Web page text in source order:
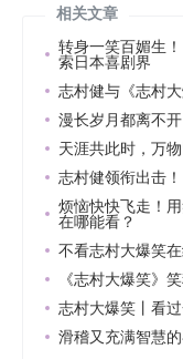
相关文章
转身一笑百媚生
索日本喜剧界
志村健与《志村
漫长岁月都离不
天涯共此时，万
志村健领衔出击
烦恼快快飞走！
在哪能看？
不看志村大爆笑
《志村大爆笑》
志村大爆笑丨看
滑稽又充满智慧